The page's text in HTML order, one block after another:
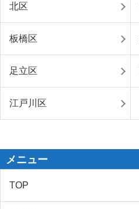
北区
板橋区
足立区
江戸川区
メニュー
TOP